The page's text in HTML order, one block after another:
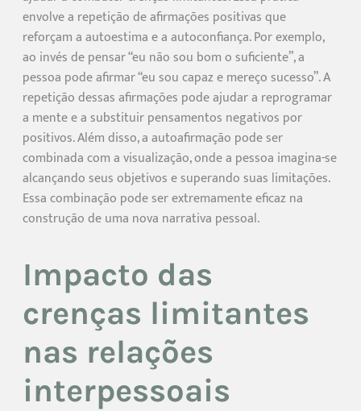
envolve a repetição de afirmações positivas que
reforçam a autoestima e a autoconfiança. Por exemplo,
ao invés de pensar “eu não sou bom o suficiente”, a
pessoa pode afirmar “eu sou capaz e mereço sucesso”. A
repetição dessas afirmações pode ajudar a reprogramar
a mente e a substituir pensamentos negativos por
positivos. Além disso, a autoafirmação pode ser
combinada com a visualização, onde a pessoa imagina-se
alcançando seus objetivos e superando suas limitações.
Essa combinação pode ser extremamente eficaz na
construção de uma nova narrativa pessoal.
Impacto das
crenças limitantes
nas relações
interpessoais